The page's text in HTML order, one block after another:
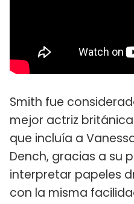
Smith fue
mejor actriz
que incluía a
Dench, gracias a su
interpretar papeles
con la misma